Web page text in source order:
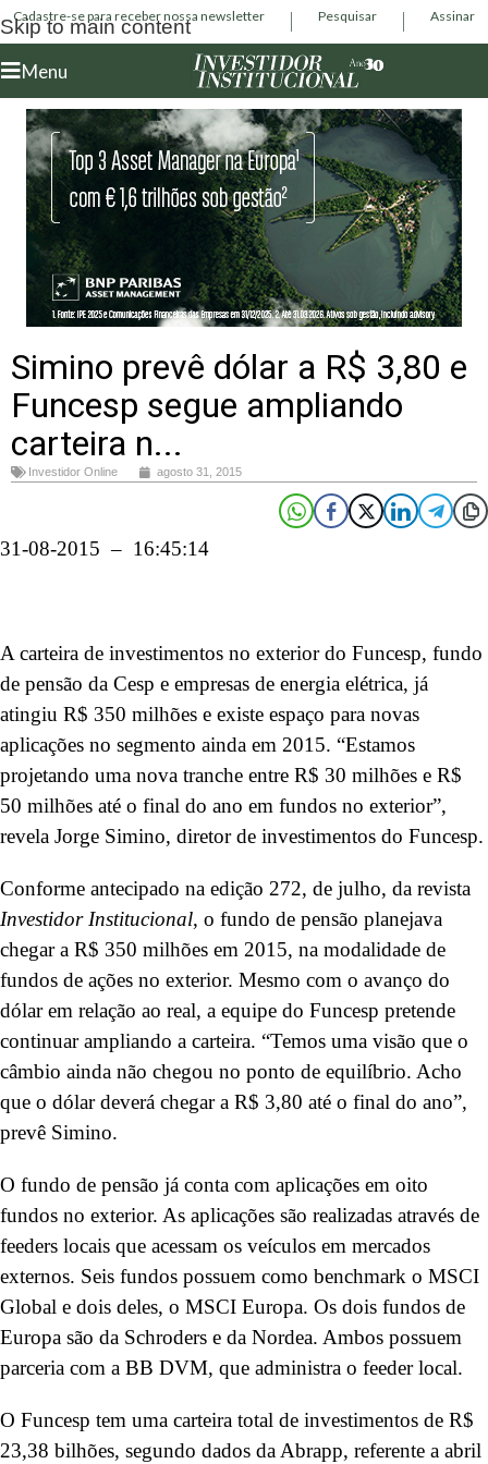
Skip to main content
Cadastre-se para receber nossa newsletter Pesquisar Assinar
Menu
Simino prevê dólar a R$ 3,80 e
Funcesp segue ampliando
carteira n...
Investidor Online agosto 31, 2015
31-08-2015 – 16:45:14
A carteira de investimentos no exterior do Funcesp, fundo
de pensão da Cesp e empresas de energia elétrica, já
atingiu R$ 350 milhões e existe espaço para novas
aplicações no segmento ainda em 2015. “Estamos
projetando uma nova tranche entre R$ 30 milhões e R$
50 milhões até o final do ano em fundos no exterior”,
revela Jorge Simino, diretor de investimentos do Funcesp.
Conforme antecipado na edição 272, de julho, da revista
Investidor Institucional, o fundo de pensão planejava
chegar a R$ 350 milhões em 2015, na modalidade de
fundos de ações no exterior. Mesmo com o avanço do
dólar em relação ao real, a equipe do Funcesp pretende
continuar ampliando a carteira. “Temos uma visão que o
câmbio ainda não chegou no ponto de equilíbrio. Acho
que o dólar deverá chegar a R$ 3,80 até o final do ano”,
prevê Simino.
O fundo de pensão já conta com aplicações em oito
fundos no exterior. As aplicações são realizadas através de
feeders locais que acessam os veículos em mercados
externos. Seis fundos possuem como benchmark o MSCI
Global e dois deles, o MSCI Europa. Os dois fundos de
Europa são da Schroders e da Nordea. Ambos possuem
parceria com a BB DVM, que administra o feeder local.
O Funcesp tem uma carteira total de investimentos de R$
23,38 bilhões, segundo dados da Abrapp, referente a abril